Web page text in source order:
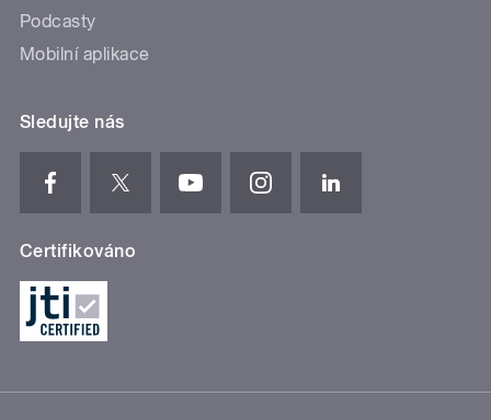
Podcasty
Mobilní aplikace
Sledujte nás
Certifikováno